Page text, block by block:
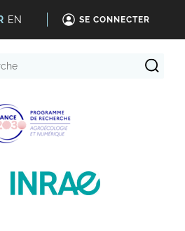
EN SE CONNECTER